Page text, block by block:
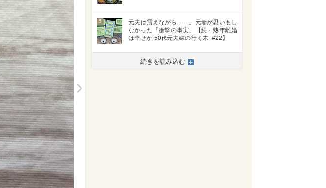
5
元夫は震えながら……。元妻が思いもし
なかった「衝撃の事実」【続・熟年離婚
は幸せか-50代元夫婦の行く末- #22】
続きを読み込む